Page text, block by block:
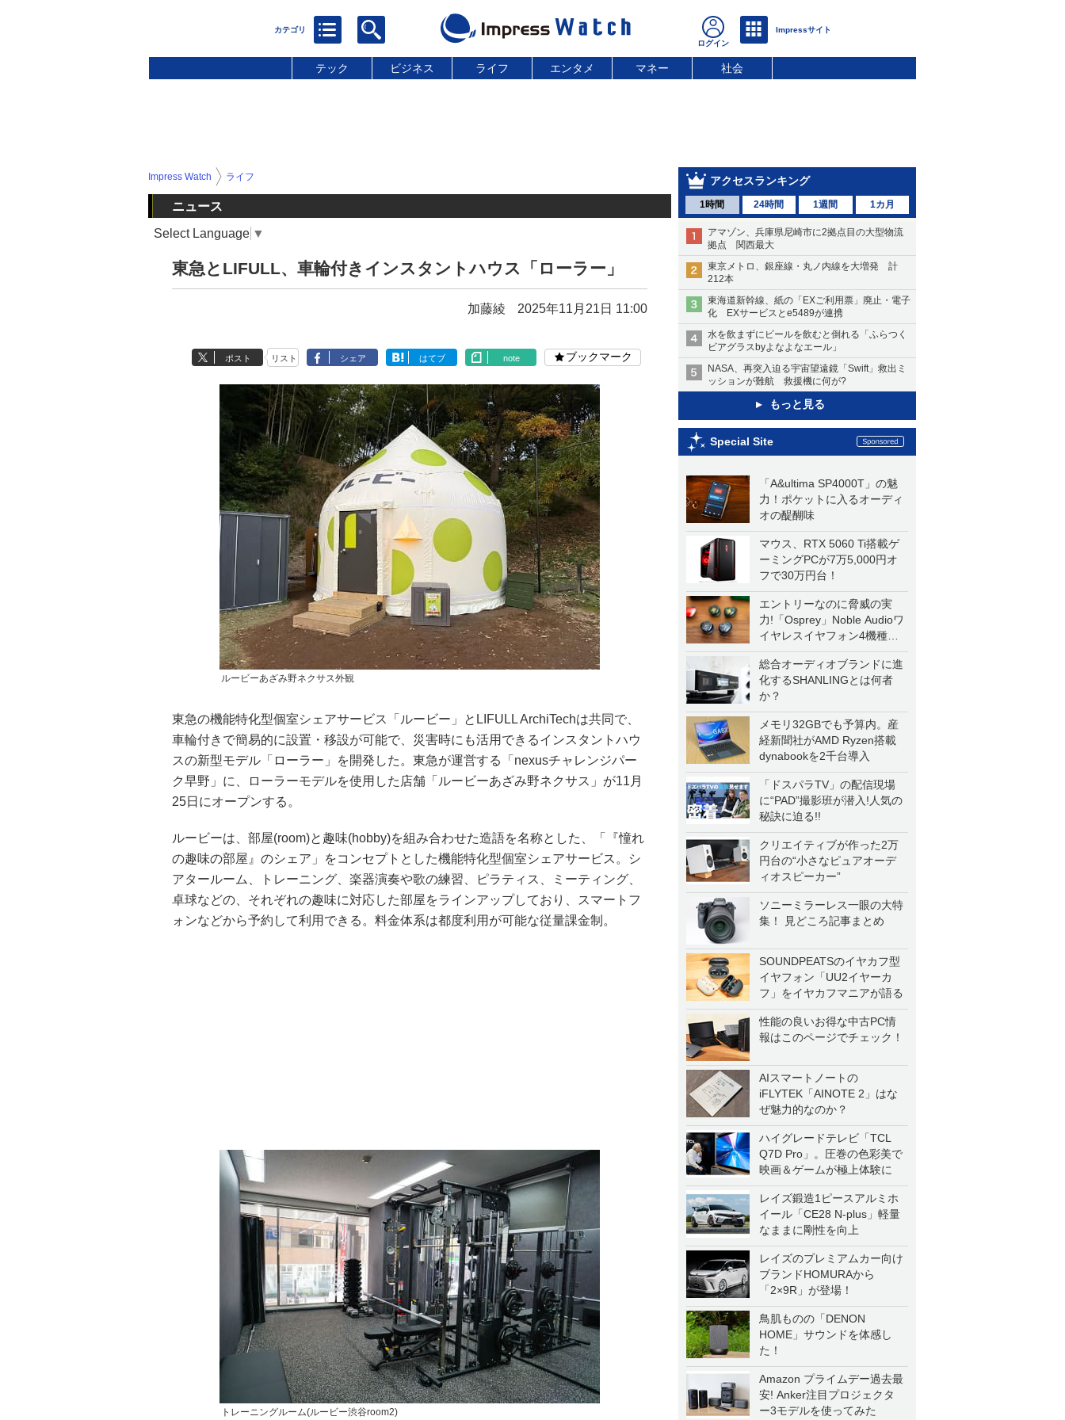
テック ビジネス ライフ エンタメ マネー 社会
アクセスランキング
1時間 24時間 1週間 1カ月
アマゾン、兵庫県尼崎市に2拠点目の大型物流
拠点 関西最大
東京メトロ、銀座線・丸ノ内線を大増発 計
212本
東海道新幹線、紙の「EXご利用票」廃止・電子
化 EXサービスとe5489が連携
水を飲まずにビールを飲むと倒れる「ふらつく
ビアグラスbyよなよなエール」
NASA、再突入迫る宇宙望遠鏡「Swift」救出ミ
ッションが難航 救援機に何が?
もっと見る
Special Site
「A&ultima SP4000T」の魅
力！ポケットに入るオーディ
オの醍醐味
マウス、RTX 5060 Ti搭載ゲ
ーミングPCが7万5,000円オ
フで30万円台！
エントリーなのに脅威の実
力!「Osprey」Noble Audioワ
イヤレスイヤフォン4機種を
一気に聴く
総合オーディオブランドに進
化するSHANLINGとは何者
か？
メモリ32GBでも予算内。産
経新聞社がAMD Ryzen搭載
dynabookを2千台導入
「ドスパラTV」の配信現場
に“PAD”撮影班が潜入!人気の
秘訣に迫る!!
クリエイティブが作った2万
円台の“小さなピュアオーデ
ィオスピーカー”
ソニーミラーレス一眼の大特
集！ 見どころ記事まとめ
SOUNDPEATSのイヤカフ型
イヤフォン「UU2イヤーカ
フ」をイヤカフマニアが語る
性能の良いお得な中古PC情
報はこのページでチェック！
AIスマートノートの
iFLYTEK「AINOTE 2」はな
ぜ魅力的なのか？
ハイグレードテレビ「TCL
Q7D Pro」。圧巻の色彩美で
映画＆ゲームが極上体験に
レイズ鍛造1ピースアルミホ
イール「CE28 N-plus」軽量
なままに剛性を向上
レイズのプレミアムカー向け
ブランドHOMURAから
「2×9R」が登場！
鳥肌ものの「DENON
HOME」サウンドを体感し
た！
Amazon プライムデー過去最
安! Anker注目プロジェクタ
ー3モデルを使ってみた
Impress Watch ライフ
ニュース
Select Language ▼
東急とLIFULL、車輪付きインスタントハウス「ローラー」
加藤綾 2025年11月21日 11:00
ポスト リスト シェア はてブ note ブックマーク
ルービーあざみ野ネクサス外観
東急の機能特化型個室シェアサービス「ルービー」とLIFULL ArchiTechは共同で、
車輪付きで簡易的に設置・移設が可能で、災害時にも活用できるインスタントハウ
スの新型モデル「ローラー」を開発した。東急が運営する「nexusチャレンジパー
ク早野」に、ローラーモデルを使用した店舗「ルービーあざみ野ネクサス」が11月
25日にオープンする。
ルービーは、部屋(room)と趣味(hobby)を組み合わせた造語を名称とした、「『憧れ
の趣味の部屋』のシェア」をコンセプトとした機能特化型個室シェアサービス。シ
アタールーム、トレーニング、楽器演奏や歌の練習、ピラティス、ミーティング、
卓球などの、それぞれの趣味に対応した部屋をラインアップしており、スマートフ
ォンなどから予約して利用できる。料金体系は都度利用が可能な従量課金制。
トレーニングルーム(ルービー渋谷room2)